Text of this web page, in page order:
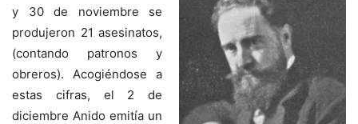
y 30 de noviembre se
produjeron 21 asesinatos,
(contando patronos y
obreros). Acogiéndose a
estas cifras, el 2 de
diciembre Anido emitía un